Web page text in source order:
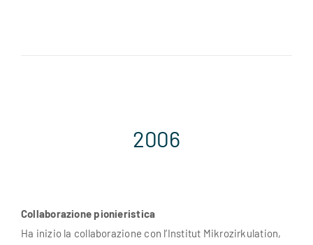
2006
Collaborazione pionieristica
Ha inizio la collaborazione con l’Institut Mikrozirkulation,